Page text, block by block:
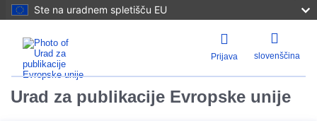
Ste na uradnem spletišču EU
Prijava slovenščina
Urad za publikacije Evropske unije